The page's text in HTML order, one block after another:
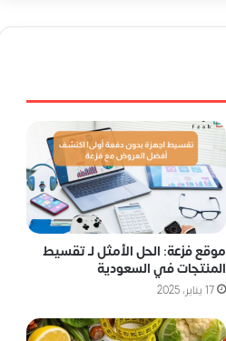
موقع فزعة: الحل الأمثل لـ تقسيط
المنتجات في السعودية
17 يناير، 2025